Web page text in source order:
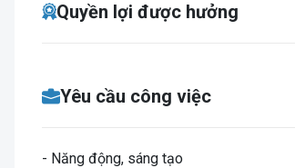
Quyền lợi được hưởng
Yêu cầu công việc
- Năng động, sáng tạo